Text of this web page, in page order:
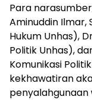
Para
Aminuddin Ilmar,
Hukum Unhas),
Politik Unhas),
Komunikasi
kekhawatiran
penyalahgunaan